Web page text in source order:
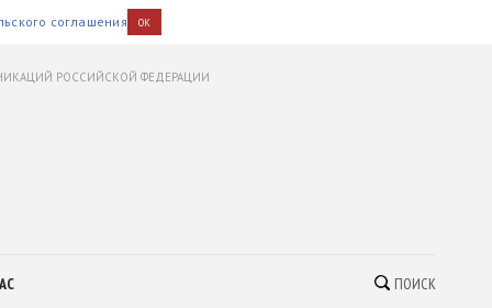
соглашения OK
РОССИЙСКОЙ ФЕДЕРАЦИИ
ПОИСК